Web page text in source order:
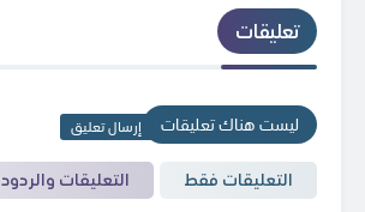
تعليقات
ليست هناك تعليقات إرسال تعليق
التعليقات فقط التعليقات والردود